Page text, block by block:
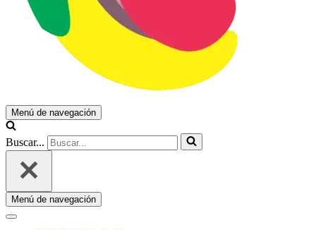
Menú de navegación
Buscar...
Menú de navegación